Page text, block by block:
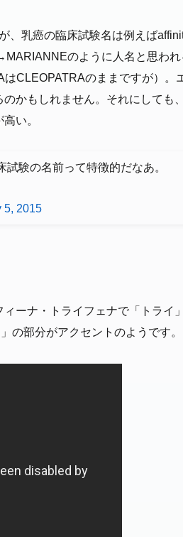
乳癌の臨床試験名は例えば
のように人名と思われ
CLEOPATRAのままですが）。
かもしれません。それにしても
い。
験の名前って特徴的だなあ。
5, 2015
ーナ・トライフェナで「トライ
の部分がアクセントのようです。